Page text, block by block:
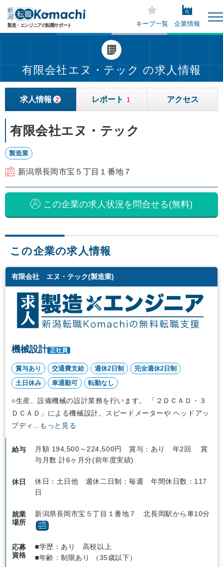
キープ一覧 企業情報
有限会社エヌ・テック の求人情報
求人情報 2 レポート 1 アクセス
有限会社エヌ・テック
製造業
新潟県長岡市宝５丁目１番地７
この企業の求人状況を問合せる(無料)
この企業の求人情報
有限会社 エヌ・テック(製造業)
機械設計 正社員
賞与あり 交通費支給 週休2日制
完全週休2日制
土日休み
車通勤可 転勤なし
○生産、設備機械の設計業務を行います。 「２ＤＣＡＤ・３
ＤＣＡＤ」による機械設計。スピードメーターや ヘッドアッ
プディ...もっと見る
給与
月額 194,500～224,500円 賞与：あり 年2回 賞
与月数 計6ヶ月分(前年度実績)
休日
休日：土日他 週休二日制：毎週 年間休日数：117
日
就業
場所
新潟県長岡市宝５丁目１番地７ 北長岡駅から車10分
応募
資格
■学歴：あり 高校以上
■年齢：制限あり （35歳以下）